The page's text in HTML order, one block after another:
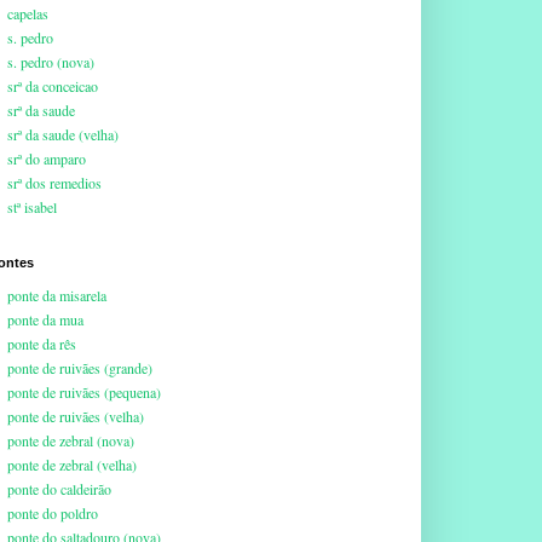
capelas
s. pedro
s. pedro (nova)
srª da conceicao
srª da saude
srª da saude (velha)
srª do amparo
srª dos remedios
stª isabel
ponte da misarela
ponte da mua
ponte da rês
ponte de ruivães (grande)
ponte de ruivães (pequena)
ponte de ruivães (velha)
ponte de zebral (nova)
ponte de zebral (velha)
ponte do caldeirão
ponte do poldro
ponte do saltadouro (nova)